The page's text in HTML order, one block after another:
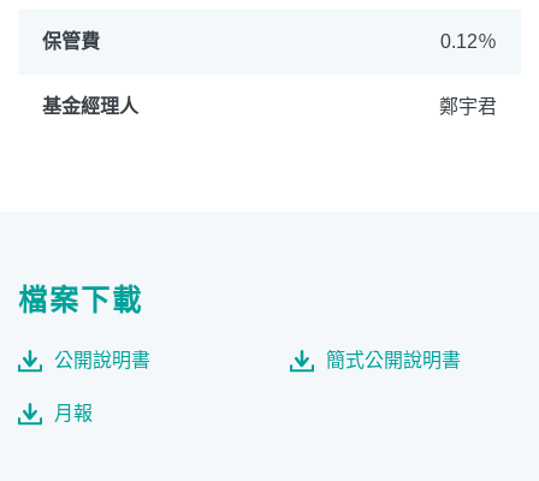
保管費 0.12％
基金經理人 鄭宇君
檔案下載
公開說明書 簡式公開說明書
月報